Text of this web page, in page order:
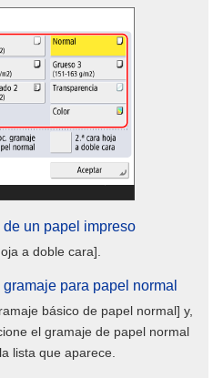
un papel impreso
a doble cara].
para papel normal
básico de papel normal] y,
el gramaje de papel normal
lista que aparece.